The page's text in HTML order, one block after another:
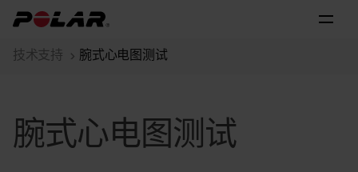
技术支持 腕式心电图测试
腕式心电图测试